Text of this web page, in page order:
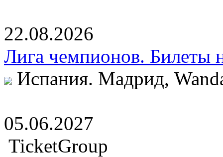
22.08.2026
Лига чемпионов. Билеты
Испания. Мадрид,
05.06.2027
TicketGroup